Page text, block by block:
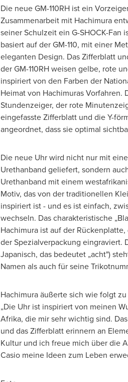
Die neue GM-110RH ist ein
Zusammenarbeit mit Hachimura
seiner Schulzeit ein G-SHOCK-Fan
basiert auf der GM-110, mit einer
eleganten Design. Das Zifferblatt
der GM-110RH weisen gelbe, rote
inspiriert von den Farben der
Heimat von Hachimuras Vorfahren.
Stundenzeiger, der rote
eingefasste Zifferblatt und die Y-
angeordnet, dass sie optimal
Die neue Uhr wird nicht nur mit
Urethanband geliefert, sondern
Urethanband mit einem
Motiv, das von der traditionellen
inspiriert ist - und es ist einfach,
wechseln. Das charakteristische
Hachimura ist auf der
der Spezialverpackung eingraviert.
Japanisch, das bedeutet „acht")
Namen als auch für seine
Hachimura äußerte sich wie folgt
„Die Uhr ist inspiriert von meinen
Afrika, die mir sehr wichtig sind.
und das Zifferblatt erinnern an
Kultur und ich freue mich über die
Casio meine Ideen zum Leben